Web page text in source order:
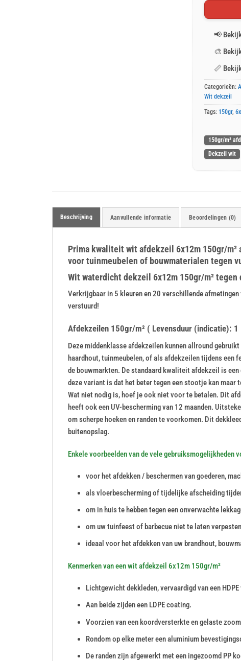
📢
🎨
📏
Categorieën:
Wit dekzeil
Tags: 150gr,
150gr/m²
Dekzeil wit
Beschrijving Aanvullende informatie Beoordelingen (0)
Prima kwaliteit wit afdekzeil 6x12m 150gr/
voor tuinmeubelen of bouwmaterialen tegen
Wit waterdicht dekzeil 6x12m 150gr/m²
Verkrijgbaar in 5 kleuren en 20 verschillende
verstuurd!
Afdekzeilen 150gr/m² ( Levensduur (indicatie): 1
Deze middenklasse afdekzeilen kunnen allround
haardhout, tuinmeubelen, of als afdekzeilen tijdens een
de bouwmarkten. De standaard kwaliteit afdekzeil is
deze variant is dat het beter tegen een stootje kan
Wat niet nodig is, hoef je ook niet voor te betalen. Dit
heeft ook een UV-bescherming van 12 maanden.
om scherpe hoeken en randen te voorkomen. Dit
buitenopslag.
Enkele voorbeelden van de vele
voor het afdekken / beschermen van goederen,
als vloerbescherming of tijdelijke afscheiding
om in huis te hebben tegen een onverwachte
om uw tuinfeest of barbecue niet te laten
ideaal voor het afdekken van uw brandhout,
Kenmerken van een wit afdekzeil 6x12m 150gr/m²
Lichtgewicht dekkleden, vervaardigd van een
Aan beide zijden een LDPE coating.
Voorzien van een koordversterkte en gelaste zoom
Rondom op elke meter een aluminium
De randen zijn afgewerkt met een ingezoomd PP